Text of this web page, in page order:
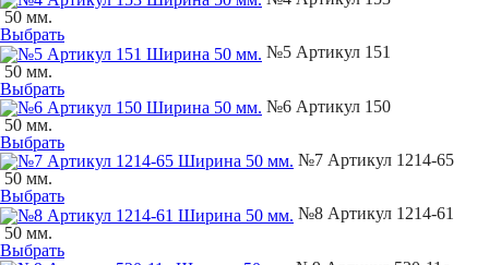
50 мм.
Выбрать
№5 Артикул 151
50 мм.
Выбрать
№6 Артикул 150
50 мм.
Выбрать
№7 Артикул 1214-65
50 мм.
Выбрать
№8 Артикул 1214-61
50 мм.
Выбрать